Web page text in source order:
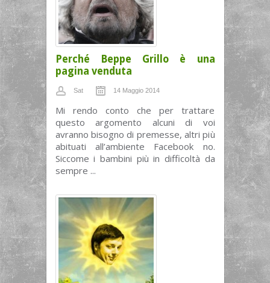
Perché Beppe Grillo è una
pagina venduta
Sat 14 Maggio 2014
Mi rendo conto che per trattare
questo argomento alcuni di voi
avranno bisogno di premesse, altri più
abituati all’ambiente Facebook no.
Siccome i bambini più in difficoltà da
sempre ...